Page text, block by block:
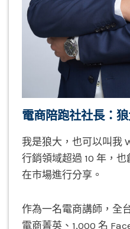
電商陪跑社社長：
我是狼大，也可以叫我
行銷領域超過 10 年，
在市場進行分享。
作為一名電商講師，全
電商菁英、1,000 名